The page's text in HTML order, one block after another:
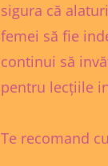
sigura că
femei să fie
continui să
pentru lecțiile
Te recomand